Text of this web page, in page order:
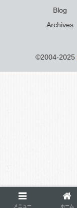
Blog
Archives
©2004-2025
メニュー ホーム